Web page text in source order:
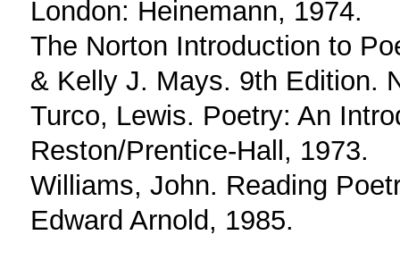
London: Heinemann, 1974.
The Norton Introduction to
& Kelly J. Mays. 9th Edition.
Turco, Lewis. Poetry: An
Reston/Prentice-Hall, 1973.
Williams, John. Reading
Edward Arnold, 1985.